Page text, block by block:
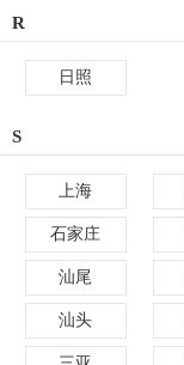
R
日照
S
上海
石家庄
汕尾
汕头